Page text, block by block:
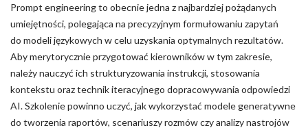
Prompt engineering to obecnie jedna z najbardziej pożądanych
umiejętności, polegająca na precyzyjnym formułowaniu zapytań
do modeli językowych w celu uzyskania optymalnych rezultatów.
Aby merytorycznie przygotować kierowników w tym zakresie,
należy nauczyć ich strukturyzowania instrukcji, stosowania
kontekstu oraz technik iteracyjnego dopracowywania odpowiedzi
AI. Szkolenie powinno uczyć, jak wykorzystać modele generatywne
do tworzenia raportów, scenariuszy rozmów czy analizy nastrojów